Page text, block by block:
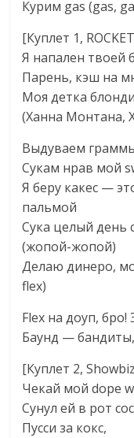
Курим gas (gas,
[Куплет 1,
Я напален твоей
Парень, кэш на
Моя детка
(Ханна Монтана,
Выдуваем
Сукам нрав мой
Я беру какес —
пальмой
Сука целый день
(жопой-жопой)
Делаю динеро,
flex)
Flex на доуп,
Баунд —
[Куплет 2,
Чекай мой dope
Сунул ей в рот
Пусси за кокс,